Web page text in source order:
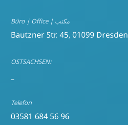
Büro | Office | مكتب
Bautzner Str. 45, 01099 Dresden
OSTSACHSEN:
Telefon
03581 684 56 96